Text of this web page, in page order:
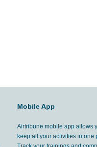
Mobile App
Airtribune mobile app allows
keep all your activities in one